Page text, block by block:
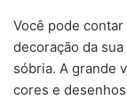
Você pode contar
decoração da
sóbria. A grande
cores e